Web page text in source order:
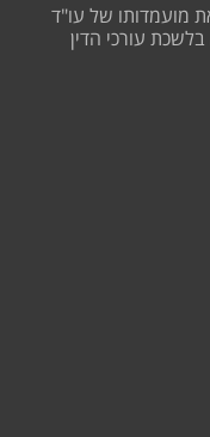
מועמדותו של עו"ד
עורכי הדין